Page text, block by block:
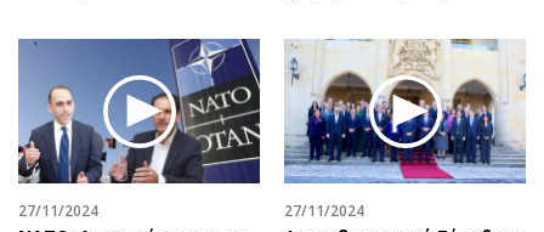
27/11/2024 27/11/2024